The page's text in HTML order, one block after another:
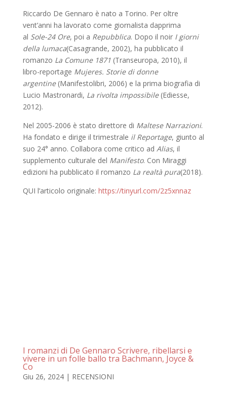
Riccardo De Gennaro è nato a Torino. Per oltre
vent’anni ha lavorato come giornalista dapprima
al Sole-24 Ore, poi a Repubblica. Dopo il noir I giorni
della lumaca(Casagrande, 2002), ha pubblicato il
romanzo La Comune 1871 (Transeuropa, 2010), il
libro-reportage Mujeres. Storie di donne
argentine(Manifestolibri, 2006) e la prima biografia di
Lucio Mastronardi, La rivolta impossibile(Ediesse,
2012).
Nel 2005-2006 è stato direttore di Maltese Narrazioni.
Ha fondato e dirige il trimestrale il Reportage, giunto al
suo 24° anno. Collabora come critico ad Alias, il
supplemento culturale del Manifesto. Con Miraggi
edizioni ha pubblicato il romanzo La realtà pura(2018).
QUI l’articolo originale: https://tinyurl.com/2z5xnnaz
I romanzi di De Gennaro Scrivere, ribellarsi e
vivere in un folle ballo tra Bachmann, Joyce &
Co
Giu 26, 2024| RECENSIONI